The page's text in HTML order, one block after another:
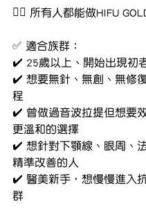
👩‍⚕️ 所有人都能做HIFU
✅ 適合族群：
✔️ 25歲以上、開始出現初
✔️ 想要無針、無創、無修
程
✔️ 曾做過音波拉提但想要
更溫和的選擇
✔️ 想針對下顎線、眼周、
精準改善的人
✔️ 醫美新手，想慢慢進入
群